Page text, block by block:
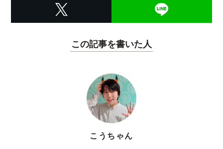
この記事を書いた人
こうちゃん